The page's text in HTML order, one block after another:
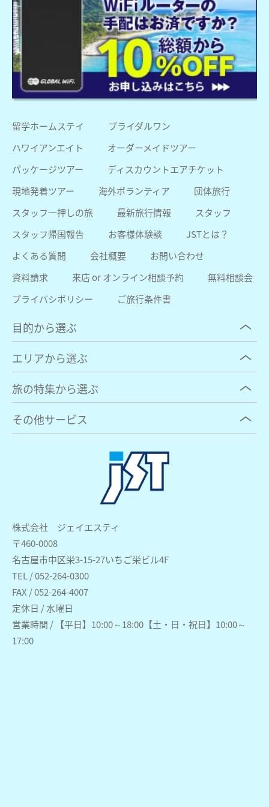
株式会社 ジェイエスティ
〒460-0008
名古屋市中区栄3-15-27いちご栄ビル4F
TEL / 052-264-0300
FAX / 052-264-4007
定休日 / 水曜日
営業時間 / 【平日】10:00～18:00【土・日・祝日】10:00～
17:00
留学ホームステイ
ブライダルワン
ハワイアンエイト
オーダーメイドツアー
パッケージツアー
ディスカウントエアチケット
現地発着ツアー
海外ボランティア
団体旅行
スタッフ一押しの旅
最新旅行情報
スタッフ
スタッフ帰国報告
お客様体験談
JSTとは？
よくある質問
会社概要
お問い合わせ
資料請求
来店 or オンライン相談予約
無料相談会
プライバシポリシー
ご旅行条件書
目的から選ぶ
エリアから選ぶ
旅の特集から選ぶ
その他サービス